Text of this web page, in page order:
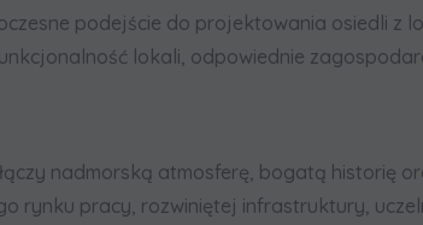
podejście do projektowania osiedli
lokali, odpowiednie
nadmorską atmosferę, bogatą historię
rynku pracy, rozwiniętej infrastruktury,